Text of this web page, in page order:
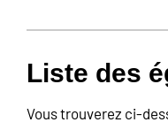
Liste des
Vous trouverez ci-